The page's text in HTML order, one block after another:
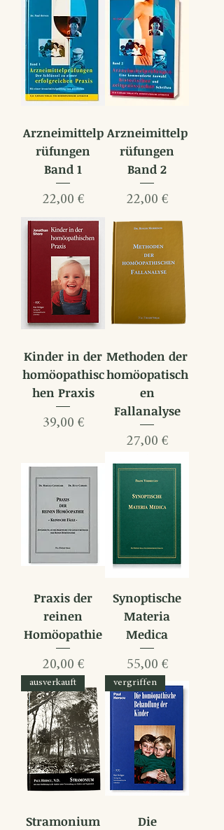
Arzneimittelp
rüfungen
Band 1
Preis
22,00 €
Arzneimittelp
rüfungen
Band 2
Preis
22,00 €
Kinder in der
homöopathisc
hen Praxis
Preis
39,00 €
Methoden der
homöopatisch
en
Fallanalyse
Preis
27,00 €
Praxis der
reinen
Homöopathie
Preis
20,00 €
Synoptische
Materia
Medica
Preis
55,00 €
ausverkauft
Stramonium
vergriffen
Die